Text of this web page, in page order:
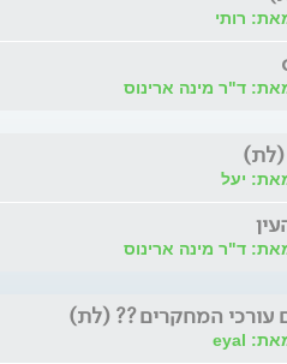
(לת)
עורכי המחקרים ?? (לת)